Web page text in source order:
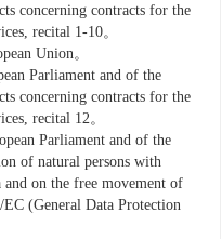
concerning contracts for the
recital 1-10。
Union。
Parliament and of the
concerning contracts for the
recital 12。
Parliament and of the
of natural persons with
and on the free movement of
(General Data Protection